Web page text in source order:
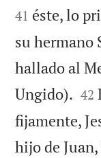
41 éste, lo
su hermano
hallado al
Ungido). 

42
fijamente,
hijo de